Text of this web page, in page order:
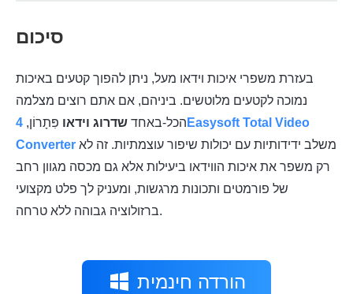
סיכום
בעזרת משפרי איכות וידאו מעל, ניתן להפוך קטעים באיכות
נמוכה לקטעים מלוטשים. ביניהם, אם אתם רוצים מצלמה
הכל-באחד שדרוג וידאו פִּתָרוֹן, 4Easysoft Total Video
Converter
רק משפר את איכות הווידאו ביעילות אלא גם מכסה מגוון רחב
של פורמטים ותכונות מרגשות, ומעניק לך פלט מקצועי
ברזולוציה גבוהה ללא טרחה.
הורדה חינמית